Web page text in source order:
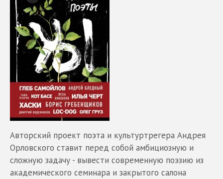
Авторский проект поэта и культуртрегера Андрея
Орловского ставит перед собой амбициозную и
сложную задачу - вывести современную поэзию из
академического семинара и закрытого салона